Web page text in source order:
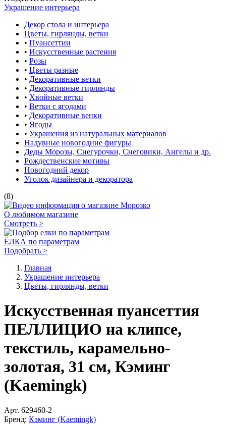
Украшение интерьера
Декор стола и интерьера
Цветы, гирлянды, ветки
• Пуансеттии
• Искусственные растения
• Розы
• Цветы разные
• Декоративные ветки
• Декоративные гирлянды
• Хвойные ветки
• Ветки с ягодами
• Декоративные венки
• Ягоды
• Украшения из натуральных материалов
Надувные новогодние фигуры
Деды Морозы, Снегурочки, Снеговики, Ангелы и др.
Рождественские мотивы
Новогодний декор
Уголок дизайнера и декоратора
(8)
О любимом магазине
Смотреть >
ЁЛКА по параметрам
Подобрать >
Главная
Украшение интерьера
Цветы, гирлянды, ветки
Искусственная пуансеттия
ПЕЛЛИЦИО на клипсе,
текстиль, карамельно-
золотая, 31 см, Кэминг
(Kaemingk)
Арт. 629460-2
Бренд: Кэминг (Kaemingk)